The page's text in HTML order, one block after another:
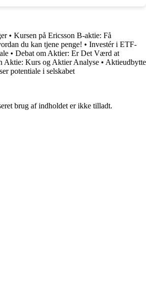
• Kursen på Ericsson B-aktie: Få
du kan tjene penge! • Investér i ETF-
• Debat om Aktier: Er Det Værd at
Aktie: Kurs og Aktier Analyse • Aktieudbytte
potentiale i selskabet
brug af indholdet er ikke tilladt.